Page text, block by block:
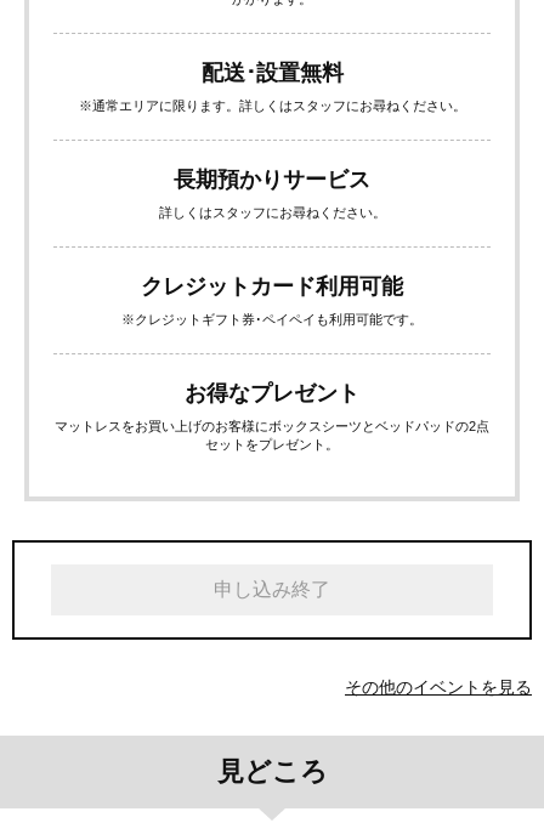
配送･設置無料
※通常エリアに限ります。詳しくはスタッフにお尋ねください。
長期預かりサービス
詳しくはスタッフにお尋ねください。
クレジットカード利用可能
※クレジットギフト券･ペイペイも利用可能です。
お得なプレゼント
マットレスをお買い上げのお客様にボックスシーツとベッドパッドの2点
セットをプレゼント。
申し込み終了
その他のイベントを見る
見どころ